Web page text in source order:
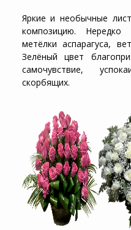
Яркие и необычные
композицию. Нередко
метёлки аспарагуса,
Зелёный цвет
самочувствие,
скорбящих.